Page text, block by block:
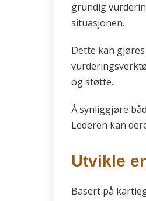
grundig
situasjonen.
Dette kan
og støtte.
Å synliggjøre
Lederen kan
Utvikle
Basert på